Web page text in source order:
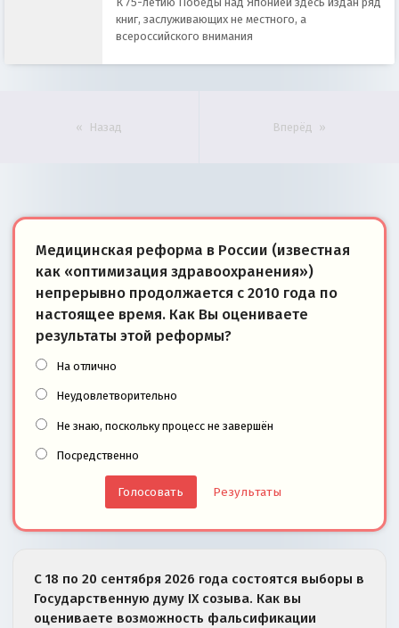
книг, заслуживающих не местного, а
всероссийского внимания
Назад Вперёд
Медицинская реформа в России (известная
как «оптимизация здравоохранения»)
непрерывно продолжается с 2010 года по
настоящее время. Как Вы оцениваете
результаты этой реформы?
На отлично
Неудовлетворительно
Не знаю, поскольку процесс не завершён
Посредственно
Результаты
С 18 по 20 сентября 2026 года состоятся выборы в
Государственную думу IX созыва. Как вы
оцениваете возможность фальсификации